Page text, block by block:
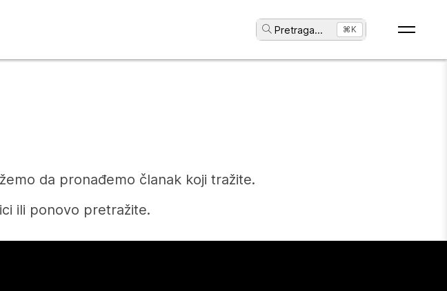
Pretraga... ⌘K
da pronađemo članak koji tražite.
ili ponovo pretražite.